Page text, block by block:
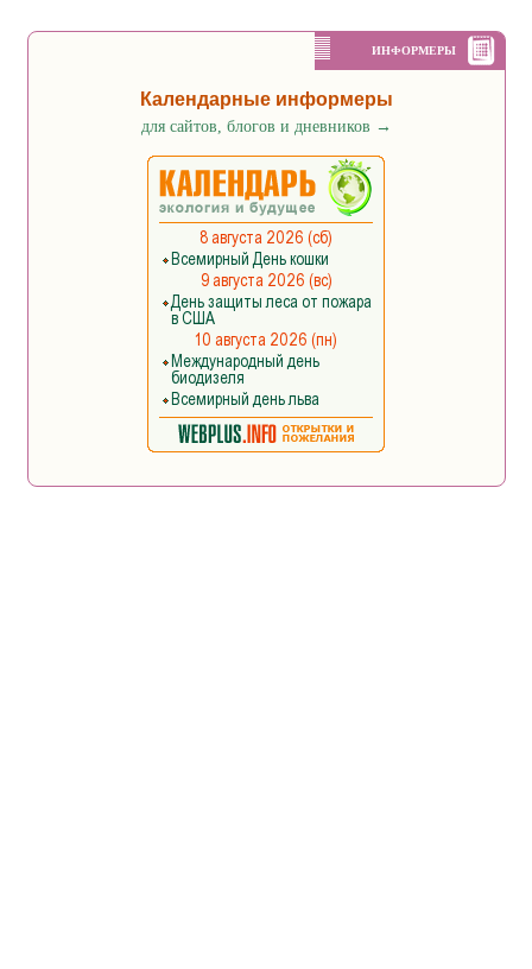
ИНФОРМЕРЫ
Календарные информеры
для сайтов, блогов и дневников →